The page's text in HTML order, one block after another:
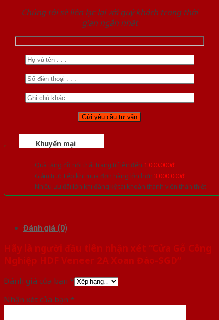
Chúng tôi sẽ liên lạc lại với quý khách trong thời
gian ngắn nhất
Khuyến mại
Quà tặng đồ nội thất trang trí lên đến 1.000.000đ
Giảm trực tiếp khi mua đơn hàng lớn hơn 3.000.000đ
Nhiều ưu đãi lớn khi đăng ký tài khoản thành viên thân thiết
Đánh giá (0)
Hãy là người đầu tiên nhận xét “Cửa Gỗ Công
Nghiệp HDF Veneer 2A Xoan Đào-SGD”
Đánh giá của bạn *
Nhận xét của bạn *